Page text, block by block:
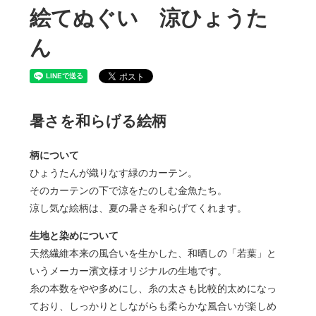
絵てぬぐい 涼ひょうた
ん
暑さを和らげる絵柄
柄について
ひょうたんが織りなす緑のカーテン。
そのカーテンの下で涼をたのしむ金魚たち。
涼し気な絵柄は、夏の暑さを和らげてくれます。
生地と染めについて
天然繊維本来の風合いを生かした、和晒しの「若葉」と
いうメーカー濱文様オリジナルの生地です。
糸の本数をやや多めにし、糸の太さも比較的太めになっ
ており、しっかりとしながらも柔らかな風合いが楽しめ